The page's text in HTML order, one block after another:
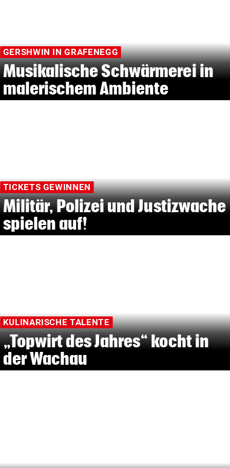
GERSHWIN IN GRAFENEGG
Musikalische Schwärmerei in
malerischem Ambiente
TICKETS GEWINNEN
Militär, Polizei und Justizwache
spielen auf!
KULINARISCHE TALENTE
„Topwirt des Jahres“ kocht in
der Wachau